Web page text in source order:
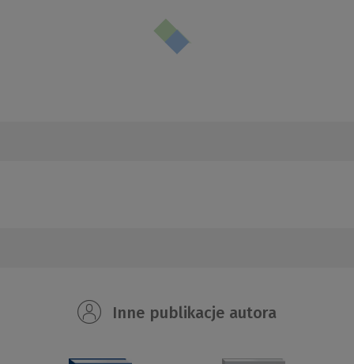
Inne publikacje autora